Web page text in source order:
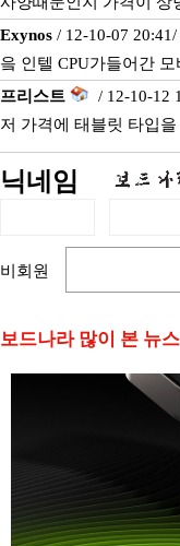
Exynos / 12-10-07 20:41/
읔 인텔 CPU가들어간
프리스트
/ 12-10-12
저 가격에 태블릿 타입
닉네임
비회원
보드나라 많이 본 뉴스